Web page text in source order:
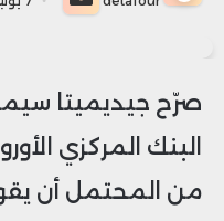
بريدا
صرّح جيديميتا
البنك المركزي
من المحتمل أن